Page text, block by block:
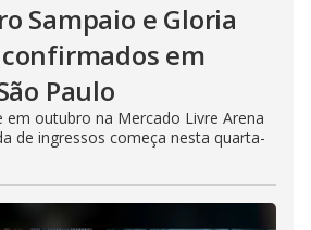
Sampaio e Gloria
em
Paulo
em outubro na Mercado Livre Arena
de ingressos começa nesta quarta-